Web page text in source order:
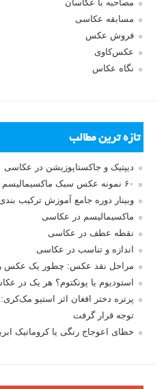
مصاحبه با عکاسان
مسابقه عکاسی
فروش عکس
عکس‌کاوی
نگاه عکاس
تازه ترین مطالب
دیپتیک و جاکستا‌پوزیشن در عکاسی
۶۰ نمونه عکس سبک ماکسیمالیسم
وبینار دوره جامع آموزش ترکیب
ماکسیمالیسم در عکاسی
نقطه عطف در عکاسی
اندازه و تناسب در عکاسی
مراحل نقد عکس: چطور یک عکس را
استودیوم یا پونکتوم؟ هر یک در
پرتره دختر افغان اثر استیو
توجه قرار گرفت
خطای اعوجاج رنگی یا کروماتیک